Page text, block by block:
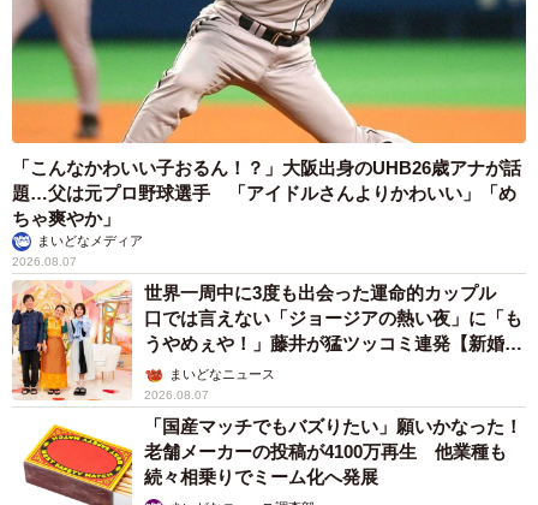
「こんなかわいい子おるん！？」大阪出身のUHB26歳アナが話
題…父は元プロ野球選手 「アイドルさんよりかわいい」「め
ちゃ爽やか」
まいどなメディア
2026.08.07
世界一周中に3度も出会った運命的カップル
口では言えない「ジョージアの熱い夜」に「も
うやめぇや！」藤井が猛ツッコミ連発【新婚さ
ん】まいどなニュース
2026.08.07
「国産マッチでもバズりたい」願いかなった！
老舗メーカーの投稿が4100万再生 他業種も
続々相乗りでミーム化へ発展